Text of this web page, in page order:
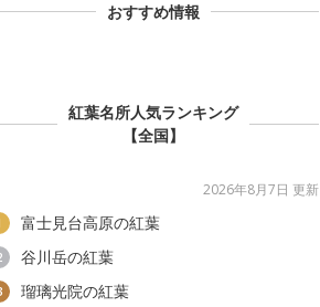
おすすめ情報
紅葉名所人気ランキング
【全国】
2026年8月7日 更新
富士見台高原の紅葉
谷川岳の紅葉
瑠璃光院の紅葉